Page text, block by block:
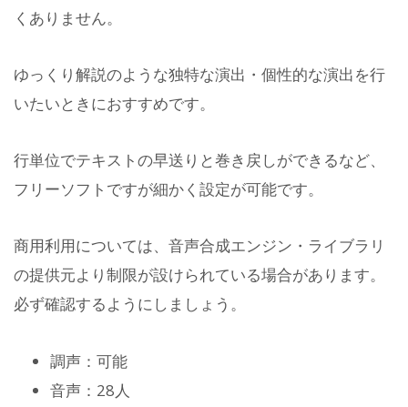
くありません。
ゆっくり解説のような独特な演出・個性的な演出を行
いたいときにおすすめです。
行単位でテキストの早送りと巻き戻しができるなど、
フリーソフトですが細かく設定が可能です。
商用利用については、音声合成エンジン・ライブラリ
の提供元より制限が設けられている場合があります。
必ず確認するようにしましょう。
調声：可能
音声：28人